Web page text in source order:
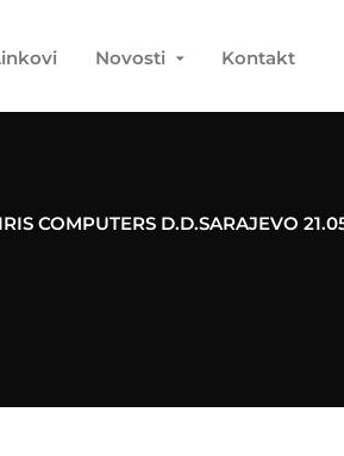
Novosti Kontakt
IRIS COMPUTERS D.D.SARAJEVO